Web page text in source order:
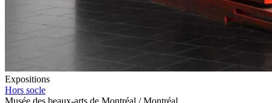
Expositions
Hors socle
Musée des beaux-arts de Montréal / Montréal